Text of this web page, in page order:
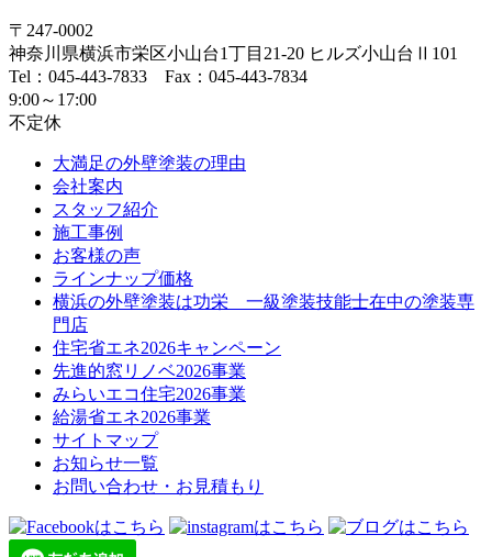
〒247-0002
神奈川県横浜市栄区小山台1丁目21-20 ヒルズ小山台Ⅱ101
Tel：045-443-7833 Fax：045-443-7834
9:00～17:00
不定休
大満足の外壁塗装の理由
会社案内
スタッフ紹介
施工事例
お客様の声
ラインナップ価格
横浜の外壁塗装は功栄 一級塗装技能士在中の塗装専
門店
住宅省エネ2026キャンペーン
先進的窓リノベ2026事業
みらいエコ住宅2026事業
給湯省エネ2026事業
サイトマップ
お知らせ一覧
お問い合わせ・お見積もり